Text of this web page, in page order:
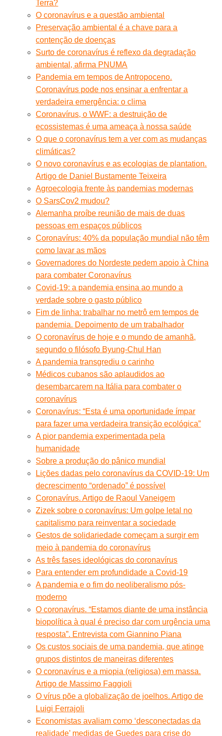
Terra?
O coronavírus e a questão ambiental
Preservação ambiental é a chave para a
contenção de doenças
Surto de coronavírus é reflexo da degradação
ambiental, afirma PNUMA
Pandemia em tempos de Antropoceno.
Coronavírus pode nos ensinar a enfrentar a
verdadeira emergência: o clima
Coronavírus, o WWF: a destruição de
ecossistemas é uma ameaça à nossa saúde
O que o coronavírus tem a ver com as mudanças
climáticas?
O novo coronavírus e as ecologias de plantation.
Artigo de Daniel Bustamente Teixeira
Agroecologia frente às pandemias modernas
O SarsCov2 mudou?
Alemanha proíbe reunião de mais de duas
pessoas em espaços públicos
Coronavírus: 40% da população mundial não têm
como lavar as mãos
Governadores do Nordeste pedem apoio à China
para combater Coronavírus
Covid-19: a pandemia ensina ao mundo a
verdade sobre o gasto público
Fim de linha: trabalhar no metrô em tempos de
pandemia. Depoimento de um trabalhador
O coronavírus de hoje e o mundo de amanhã,
segundo o filósofo Byung-Chul Han
A pandemia transgrediu o carinho
Médicos cubanos são aplaudidos ao
desembarcarem na Itália para combater o
coronavírus
Coronavírus: “Esta é uma oportunidade ímpar
para fazer uma verdadeira transição ecológica”
A pior pandemia experimentada pela
humanidade
Sobre a produção do pânico mundial
Lições dadas pelo coronavírus da COVID-19: Um
decrescimento “ordenado” é possível
Coronavírus. Artigo de Raoul Vaneigem
Zizek sobre o coronavírus: Um golpe letal no
capitalismo para reinventar a sociedade
Gestos de solidariedade começam a surgir em
meio à pandemia do coronavírus
As três fases ideológicas do coronavírus
Para entender em profundidade a Covid-19
A pandemia e o fim do neoliberalismo pós-
moderno
O coronavírus. “Estamos diante de uma instância
biopolítica à qual é preciso dar com urgência uma
resposta”. Entrevista com Giannino Piana
Os custos sociais de uma pandemia, que atinge
grupos distintos de maneiras diferentes
O coronavírus e a miopia (religiosa) em massa.
Artigo de Massimo Faggioli
O vírus põe a globalização de joelhos. Artigo de
Luigi Ferrajoli
Economistas avaliam como ‘desconectadas da
realidade’ medidas de Guedes para crise do